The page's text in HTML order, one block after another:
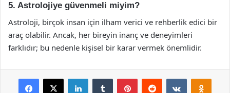
5. Astrolojiye güvenmeli miyim?
Astroloji, birçok insan için ilham verici ve rehberlik edici bir
araç olabilir. Ancak, her bireyin inanç ve deneyimleri
farklıdır; bu nedenle kişisel bir karar vermek önemlidir.
Facebook
X LinkedInTumblr PinterestReddit VKontakte